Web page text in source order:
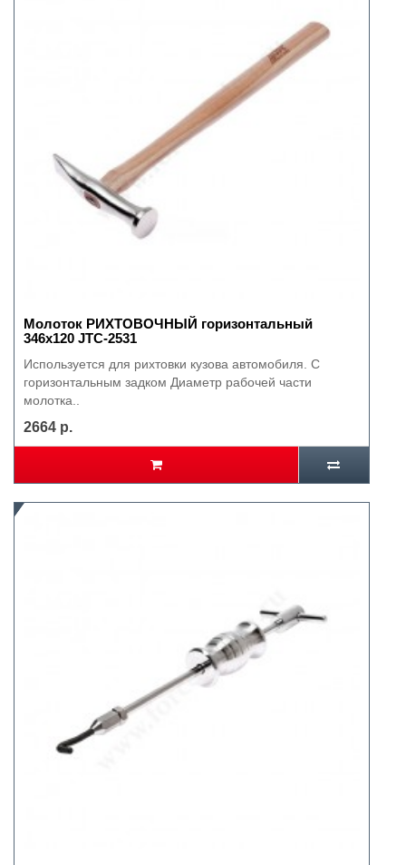
Молоток РИХТОВОЧНЫЙ горизонтальный
346х120 JTC-2531
Используется для рихтовки кузова автомобиля. С
горизонтальным задком Диаметр рабочей части
молотка..
2664 р.